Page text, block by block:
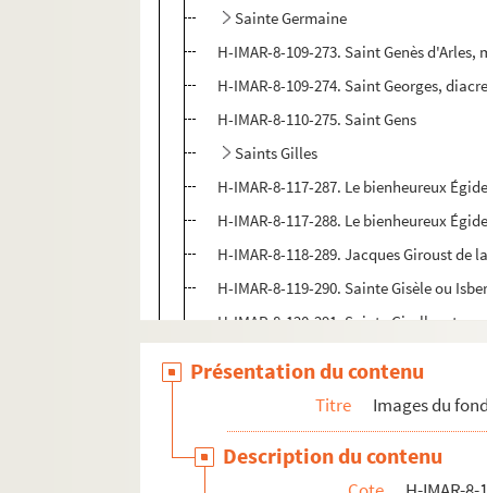
Sainte Germaine
H-IMAR-8-109-273. Saint Genès d'Arles,
H-IMAR-8-109-274. Saint Georges,
H-IMAR-8-110-275. Saint Gens
Saints Gilles
H-IMAR-8-117-287. Le bienheureux
H-IMAR-8-117-288. Le bienheureux
H-IMAR-8-118-289. Jacques Giroust de
H-IMAR-8-119-290. Sainte Gisèle ou
H-IMAR-8-120-291. Sainte Giselle
Saints Gilbert
Présentation du contenu
Titre Images du
Description du contenu